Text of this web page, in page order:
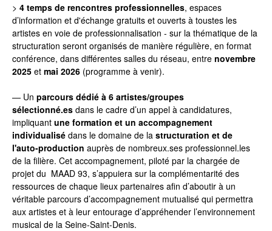
> 4 temps de rencontres professionnelles, espaces
d’information et d'échange gratuits et ouverts à toustes les
artistes en voie de professionnalisation - sur la thématique de la
structuration seront organisés de manière régulière, en format
conférence, dans différentes salles du réseau, entre novembre
2025 et mai 2026 (programme à venir).
— Un parcours dédié à 6 artistes/groupes
sélectionné.es dans le cadre d’un appel à candidatures,
impliquant une formation et un accompagnement
individualisé dans le domaine de la structuration et de
l'auto-production auprès de nombreux.ses professionnel.les
de la filière. Cet accompagnement, piloté par la chargée de
projet du MAAD 93, s’appuiera sur la complémentarité des
ressources de chaque lieux partenaires afin d’aboutir à un
véritable parcours d’accompagnement mutualisé qui permettra
aux artistes et à leur entourage d’appréhender l’environnement
musical de la Seine-Saint-Denis.